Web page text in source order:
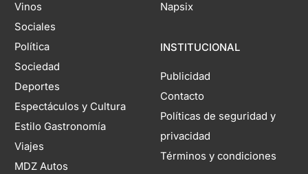
Vinos
Sociales
Política
Sociedad
Deportes
Espectáculos y Cultura
Estilo Gastronomía
Viajes
MDZ Autos
Napsix
INSTITUCIONAL
Publicidad
Contacto
Políticas de seguridad y
privacidad
Términos y condiciones